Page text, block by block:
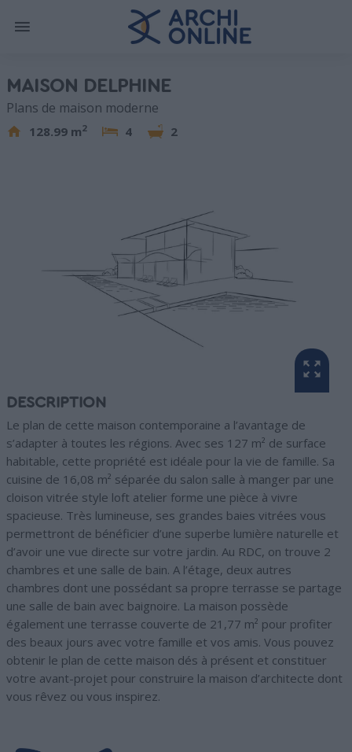
MAISON DELPHINE
Plans de maison moderne
128.99 m2 4 2
DESCRIPTION
Le plan de cette maison contemporaine a l’avantage de
s’adapter à toutes les régions. Avec ses 127 m² de surface
habitable, cette propriété est idéale pour la vie de famille. Sa
cuisine de 16,08 m² séparée du salon salle à manger par une
cloison vitrée style loft atelier forme une pièce à vivre
spacieuse. Très lumineuse, ses grandes baies vitrées vous
permettront de bénéficier d’une superbe lumière naturelle et
d’avoir une vue directe sur votre jardin. Au RDC, on trouve 2
chambres et une salle de bain. A l’étage, deux autres
chambres dont une possédant sa propre terrasse se partage
une salle de bain avec baignoire. La maison possède
également une terrasse couverte de 21,77 m² pour profiter
des beaux jours avec votre famille et vos amis. Vous pouvez
obtenir le plan de cette maison dés à présent et constituer
votre avant-projet pour construire la maison d’architecte dont
vous rêvez ou vous inspirez.